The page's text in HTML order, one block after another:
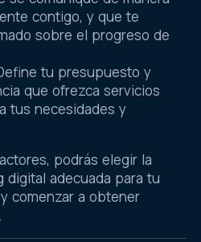
contigo, y que te
sobre el progreso de
tu presupuesto y
que ofrezca servicios
tus necesidades y
podrás elegir la
digital adecuada para tu
comenzar a obtener